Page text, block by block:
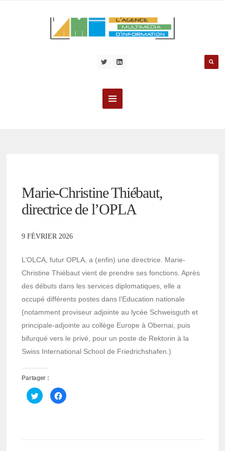
Marie-Christine Thiébaut,
directrice de l’OPLA
9 FÉVRIER 2026
L’OLCA, futur OPLA, a (enfin) une directrice. Marie-
Christine Thiébaut vient de prendre ses fonctions. Après
des débuts dans les services diplomatiques, elle a
occupé différents postes dans l’Education nationale
(notamment proviseur adjointe au lycée Schweisguth et
principale-adjointe au collège Europe à Obernai, puis
bifurqué vers le privé, pour un poste de Rektorin à la
Swiss International School de Friedrichshafen.)
Partager :
Cliquez
pour
partager
Cliquez
pour